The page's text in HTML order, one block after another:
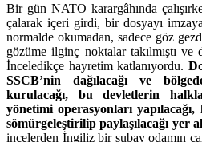
Bir gün NATO karargâhında
çalarak içeri girdi, bir dosyayı
normalde okumadan, sadece göz
gözüme ilginç noktalar takılmıştı ve
İnceledikçe hayretim katlanıyordu.
SSCB’nin dağılacağı ve
kurulacağı, bu devletlerin
yönetimi operasyonları yapılacağı,
sömürgeleştirilip paylaşılacağı yer
incelerden İngiliz bir subay odamın